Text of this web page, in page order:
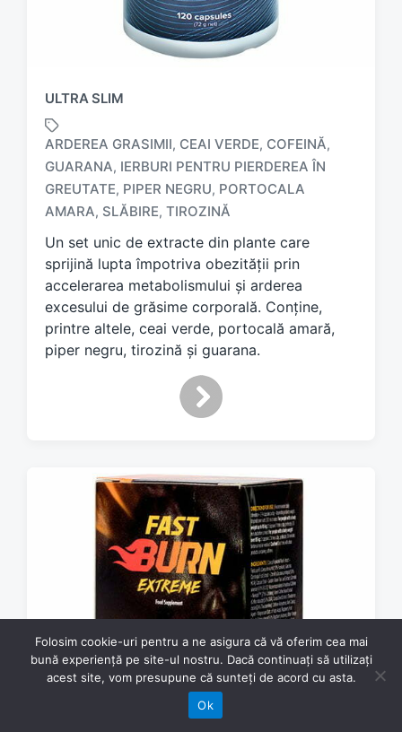
ULTRA SLIM
a
g
g
d
w
i
t
h
ARDEREA GRASIMII, CEAI VERDE, COFEINĂ,
GUARANA, IERBURI PENTRU PIERDEREA ÎN
GREUTATE, PIPER NEGRU, PORTOCALA
AMARA, SLĂBIRE, TIROZINĂ
Un set unic de extracte din plante care
sprijină lupta împotriva obezității prin
accelerarea metabolismului și arderea
excesului de grăsime corporală. Conține,
printre altele, ceai verde, portocală amară,
piper negru, tirozină și guarana.
Folosim cookie-uri pentru a ne asigura că vă oferim cea mai
bună experiență pe site-ul nostru. Dacă continuați să utilizați
acest site, vom presupune că sunteți de acord cu asta.
Ok